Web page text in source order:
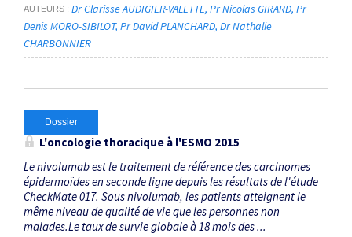
AUTEURS Dr Clarisse AUDIGIER-VALETTE Pr Nicolas GIRARD Pr
Denis MORO-SIBILOT Pr David PLANCHARD Dr Nathalie
CHARBONNIER
Dossier
L'oncologie thoracique à l'ESMO 2015
Le nivolumab est le traitement de référence des carcinomes
épidermoïdes en seconde ligne depuis les résultats de l'étude
CheckMate 017. Sous nivolumab, les patients atteignent le
même niveau de qualité de vie que les personnes non
malades.Le taux de survie globale à 18 mois des ...